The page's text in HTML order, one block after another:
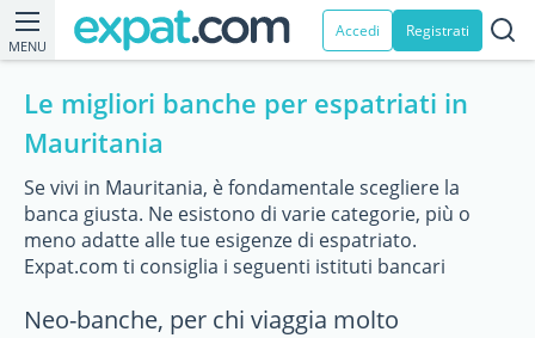
MENU
Accedi Registrati
Le migliori banche per espatriati in
Mauritania
Se vivi in Mauritania, è fondamentale scegliere la
banca giusta. Ne esistono di varie categorie, più o
meno adatte alle tue esigenze di espatriato.
Expat.com ti consiglia i seguenti istituti bancari
Neo-banche, per chi viaggia molto